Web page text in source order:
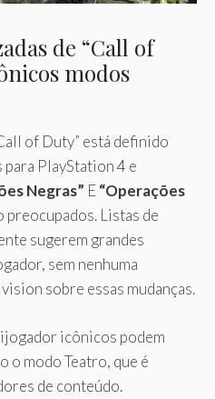
de “Call of
modos
of Duty” está definido
PlayStation 4 e
Negras” E“Operações
preocupados. Listas de
sugerem grandes
sem nenhuma
sobre essas mudanças.
icônicos podem
o modo Teatro, que é
de conteúdo.